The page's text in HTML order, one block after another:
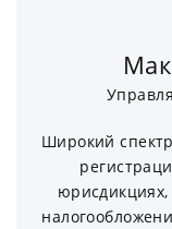
Широкий